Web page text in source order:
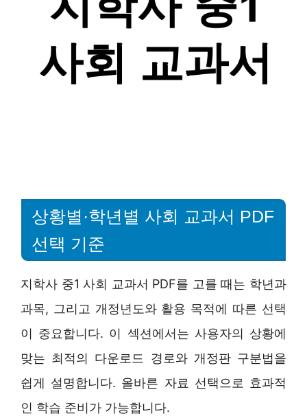
상황별·학년별 사회 교과서 PDF
선택 기준
지학사 중1 사회 교과서 PDF를 고를 때는 학년과
과목, 그리고 개정년도와 활용 목적에 따른 선택
이 중요합니다. 이 섹션에서는 사용자의 상황에
맞는 최적의 다운로드 경로와 개정판 구분법을
쉽게 설명합니다. 올바른 자료 선택으로 효과적
인 학습 준비가 가능합니다.